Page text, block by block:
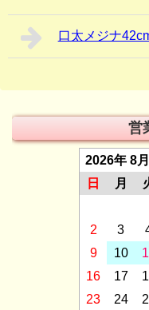
口太メジナ
営
2026年 8月
日
月
2
3
9
10
16
17
23
24